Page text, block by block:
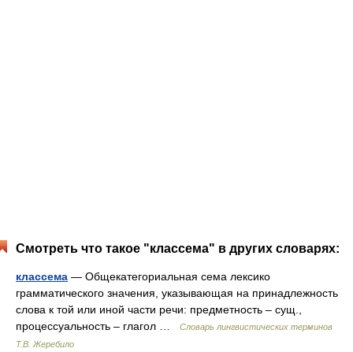
Смотреть что такое "классема" в других словарях:
классема — Общекатегориальная сема лексико
грамматического значения, указывающая на принадлежность
слова к той или иной части речи: предметность – сущ.,
процессуальность – глагол …
Словарь лингвистических терминов
Т.В. Жеребило